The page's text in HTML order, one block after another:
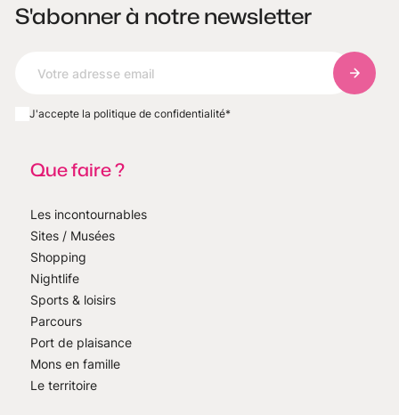
S'abonner à notre newsletter
J'accepte la politique de confidentialité*
Que faire ?
Les incontournables
Sites / Musées
Shopping
Nightlife
Sports & loisirs
Parcours
Port de plaisance
Mons en famille
Le territoire